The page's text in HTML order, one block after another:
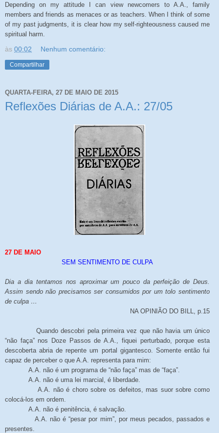
Depending on my attitude I can view newcomers to A.A., family
members and friends as menaces or as teachers. When I think of some
of my past judgments, it is clear how my self-righteousness caused me
spiritual harm.
às 00:02 Nenhum comentário:
Compartilhar
QUARTA-FEIRA, 27 DE MAIO DE 2015
Reflexões Diárias de A.A.: 27/05
27 DE MAIO
SEM SENTIMENTO DE CULPA
Dia a dia tentamos nos aproximar um pouco da perfeição de Deus.
Assim sendo não precisamos ser consumidos por um tolo sentimento
de culpa …
NA OPINIÃO DO BILL, p.15
Quando descobri pela primeira vez que não havia um único
“não faça” nos Doze Passos de A.A., fiquei perturbado, porque esta
descoberta abria de repente um portal gigantesco. Somente então fui
capaz de perceber o que A.A. representa para mim:
A.A. não é um programa de “não faça” mas de “faça”.
A.A. não é uma lei marcial, é liberdade.
A.A. não é choro sobre os defeitos, mas suor sobre como
colocá-los em ordem.
A.A. não é penitência, é salvação.
A.A. não é “pesar por mim”, por meus pecados, passados e
presentes.